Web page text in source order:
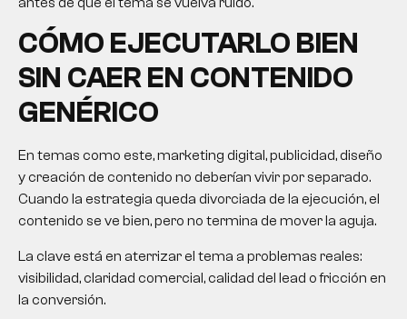
CÓMO EJECUTARLO BIEN
SIN CAER EN CONTENIDO
GENÉRICO
En temas como este, marketing digital, publicidad, diseño
y creación de contenido no deberían vivir por separado.
Cuando la estrategia queda divorciada de la ejecución, el
contenido se ve bien, pero no termina de mover la aguja.
La clave está en aterrizar el tema a problemas reales:
visibilidad, claridad comercial, calidad del lead o fricción en
la conversión.